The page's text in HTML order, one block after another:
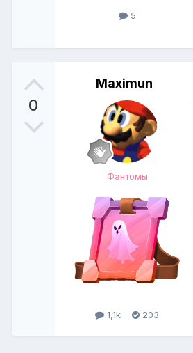
5
0
Maximun
Фантомы
1,1k 203